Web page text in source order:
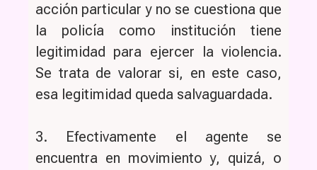
acción particular y no se cuestiona que
la policía como institución tiene
legitimidad para ejercer la violencia.
Se trata de valorar si, en este caso,
esa legitimidad queda salvaguardada.
3. Efectivamente el agente se
encuentra en movimiento y, quizá, o